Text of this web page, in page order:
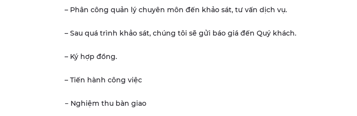
– Phân công quản lý chuyên môn đến khảo sát, tư vấn dịch vụ.
– Sau quá trình khảo sát, chúng tôi sẽ gửi báo giá đến Quý khách.
– Ký hợp đồng.
– Tiến hành công việc
− Nghiệm thu bàn giao